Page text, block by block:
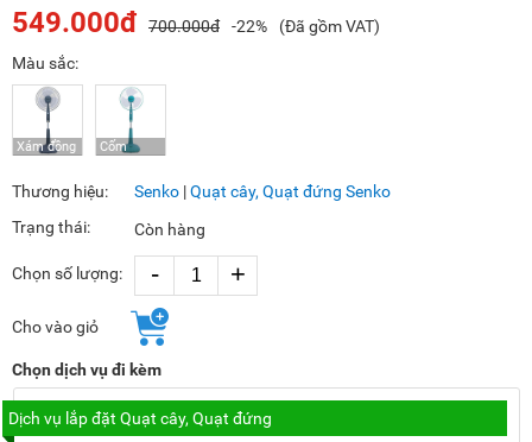
549.000đ 700.000đ -22%
(Đã gồm VAT)
Màu sắc:
Thương hiệu: Senko |Quạt cây, Quạt đứng Senko
Trạng thái:
Còn hàng
Chọn số lượng: - +
Cho vào giỏ
Chọn dịch vụ đi kèm
Dịch vụ lắp đặt Quạt cây, Quạt đứng